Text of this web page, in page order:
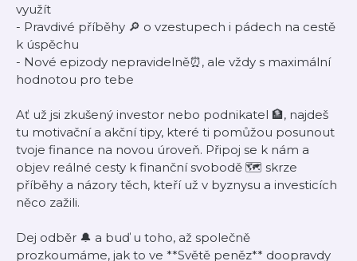
využít
- Pravdivé příběhy 🔎 o vzestupech i pádech na cestě
k úspěchu
- Nové epizody nepravidelně⏰, ale vždy s maximální
hodnotou pro tebe
Ať už jsi zkušený investor nebo podnikatel 🏦, najdeš
tu motivační a akční tipy, které ti pomůžou posunout
tvoje finance na novou úroveň. Připoj se k nám a
objev reálné cesty k finanční svobodě 🗺️ skrze
příběhy a názory těch, kteří už v byznysu a investicích
něco zažili.
Dej odběr 🔔 a buď u toho, až společně
prozkoumáme, jak to ve **Světě peněz** doopravdy